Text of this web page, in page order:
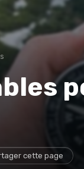
cette page